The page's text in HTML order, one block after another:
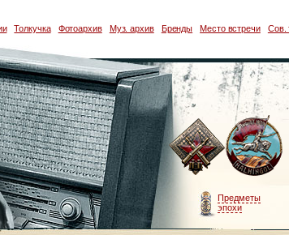
Толкучка Фотоархив Муз. архив Бренды Место встречи Сов.
Предметы
эпохи